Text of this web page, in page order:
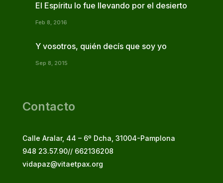
El Espíritu lo fue llevando por el desierto
Feb 8, 2016
Y vosotros, quién decís que soy yo
Sep 8, 2015
Contacto
Calle Aralar, 44 – 6º Dcha, 31004-Pamplona
948 23.57.90// 662136208
vidapaz@vitaetpax.org